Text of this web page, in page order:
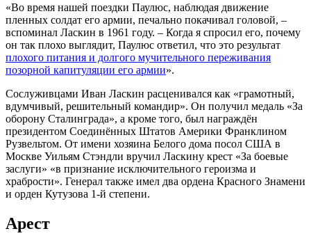
«Во время нашей поездки Паулюс, наблюдая движение
пленных солдат его армии, печально покачивал головой, –
вспоминал Ласкин в 1961 году. – Когда я спросил его, почему
он так плохо выглядит, Паулюс ответил, что это результат
плохого питания и долгого мучительного переживания
позорной капитуляции его армии».
Сослуживцами Иван Ласкин расценивался как «грамотный,
вдумчивый, решительный командир». Он получил медаль «За
оборону Сталинграда», а кроме того, был награждён
президентом Соединённых Штатов Америки Франклином
Рузвельтом. От имени хозяина Белого дома посол США в
Москве Уильям Стэндли вручил Ласкину крест «За боевые
заслуги» «в признание исключительного героизма и
храбрости». Генерал также имел два ордена Красного Знамени
и орден Кутузова 1-й степени.
Арест